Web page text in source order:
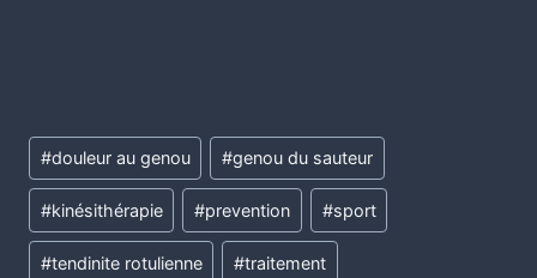
#douleur au genou #genou du sauteur
#kinésithérapie #prevention #sport
#tendinite rotulienne #traitement